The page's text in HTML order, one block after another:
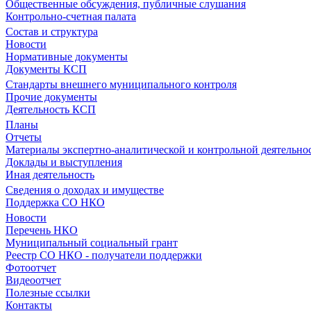
Общественные обсуждения, публичные слушания
Контрольно-счетная палата
Состав и структура
Новости
Нормативные документы
Документы КСП
Стандарты внешнего муниципального контроля
Прочие документы
Деятельность КСП
Планы
Отчеты
Материалы экспертно-аналитической и контрольной
Доклады и выступления
Иная деятельность
Сведения о доходах и имуществе
Поддержка СО НКО
Новости
Перечень НКО
Муниципальный социальный грант
Реестр СО НКО - получатели поддержки
Фотоотчет
Видеоотчет
Полезные ссылки
Контакты